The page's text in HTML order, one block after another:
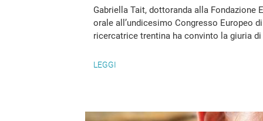
Gabriella Tait, dottoranda alla Fondazione
orale all’undicesimo Congresso Europeo
ricercatrice trentina ha convinto la giuria
LEGGI